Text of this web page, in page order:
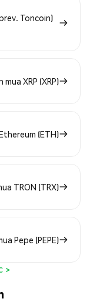
Toncoin)
mua XRP (XRP)
(ETH)
TRON (TRX)
Pepe (PEPE)
>